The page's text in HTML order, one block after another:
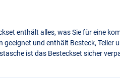
enthält alles, was Sie für eine
geeignet und enthält Besteck, Teller
ist das Besteckset sicher